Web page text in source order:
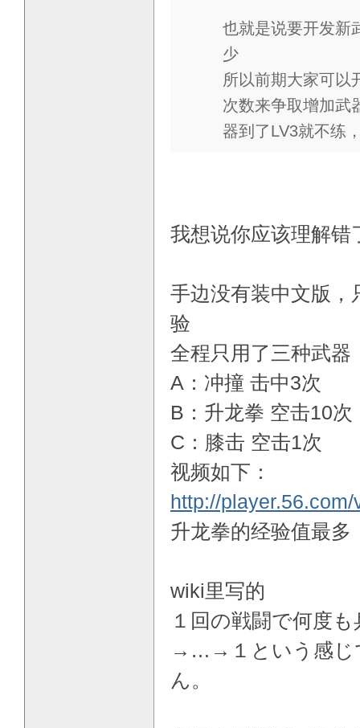
也就是说要开发新
少
所以前期大家可以
次数来争取增加武
器到了LV3就不练
我想说你应该理解错
手边没有装中文版，
验
全程只用了三种武器
A：冲撞 击中3次
B：升龙拳 空击10次
C：膝击 空击1次
视频如下：
http://
升龙拳的经验值最多
wiki里写的
１回の戦闘で何度
→…→１という感じ
ん。